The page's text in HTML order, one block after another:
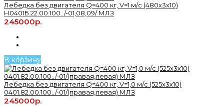
Лебедка без двигателя Q=400 кг, V=1 м/с (480х3х10)
Н0401Б.22.00.100../-01,08,09/ МЛЗ
245000р.
В корзину
Лебедка без двигателя Q=400 кг, V=1,0 м/с (525х3х10)
0401.82.00.100../-01/(правая,левая) МЛЗ
245000р.